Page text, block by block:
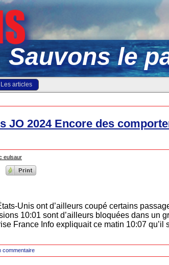
Sauvons le
Les articles
JO 2024 Encore des
eulsaur
Unis ont d’ailleurs coupé certains
10:01 sont d’ailleurs bloquées dans un
France Info expliquait ce matin 10:07 qu’il
commentaire